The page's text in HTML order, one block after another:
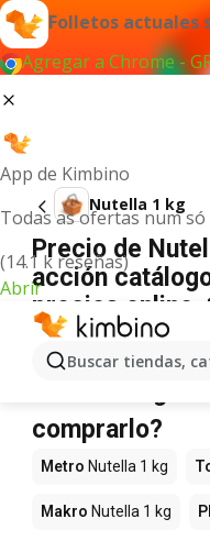
Folletos actuales
Agregar a Chrome -
App de Kimbino
Todas as ofertas num
(14.1 k reseñas)
Abrir
Buscar tiendas,
Nutella 1 kg
Precio de
acción
precios online
No hemos
término.
comprarlo?
Metro Nutella 1 kg
Makro Nutella 1 kg